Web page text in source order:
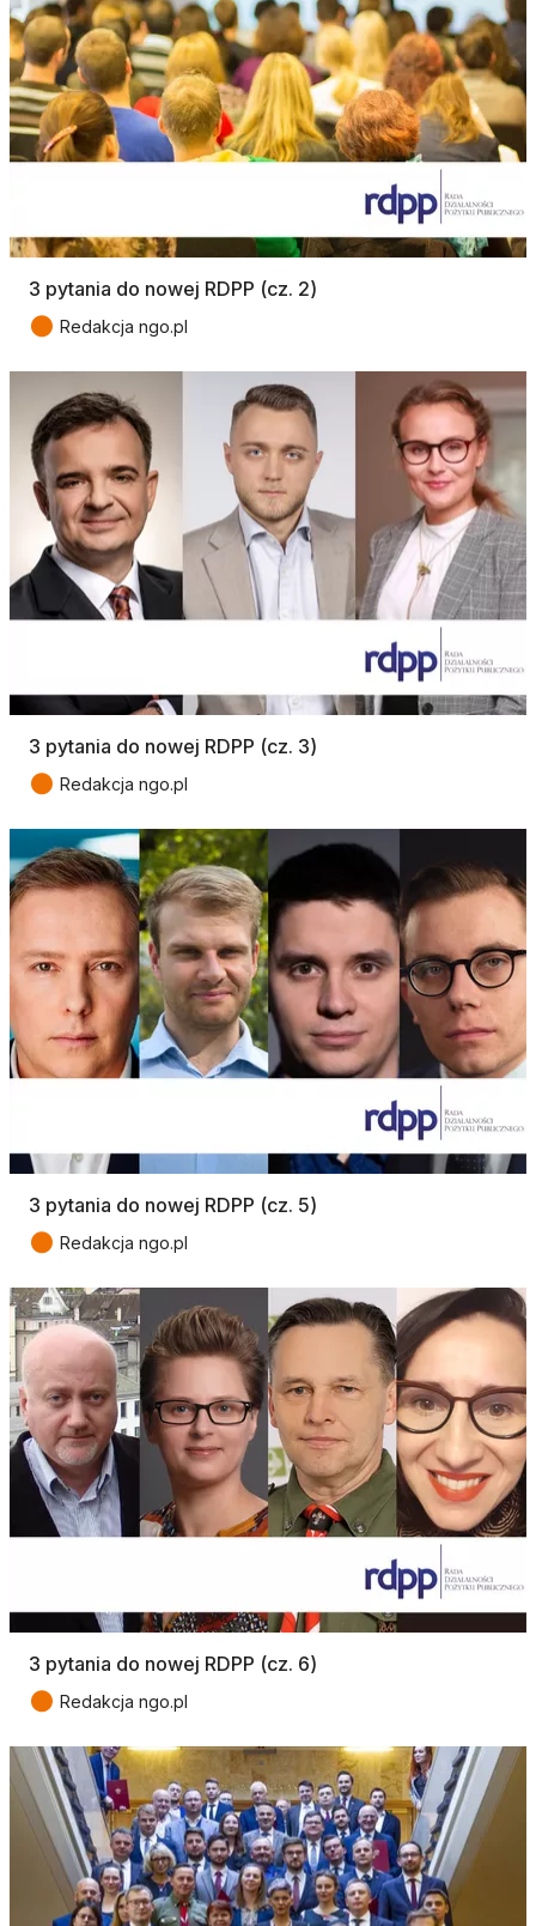
3 pytania do nowej RDPP (cz. 2)
● Redakcja ngo.pl
3 pytania do nowej RDPP (cz. 3)
● Redakcja ngo.pl
3 pytania do nowej RDPP (cz. 5)
● Redakcja ngo.pl
3 pytania do nowej RDPP (cz. 6)
● Redakcja ngo.pl